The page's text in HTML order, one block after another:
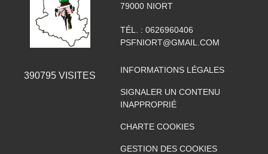
390795 VISITES
79000 NIORT
TÉL. : 0626960406
PSFNIORT@GMAIL.COM
INFORMATIONS LÉGALES
SIGNALER UN CONTENU
INAPPROPRIÉ
CHARTE COOKIES
GESTION DES COOKIES